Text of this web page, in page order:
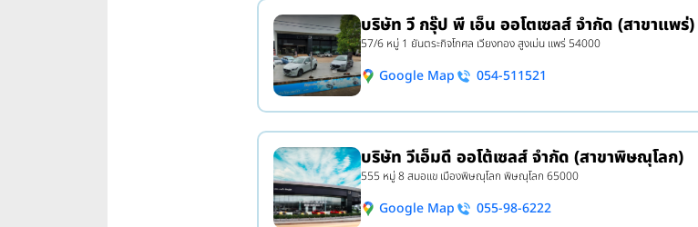
บริษัท วี กรุ๊ป พี เอ็น ออโตเซลส์ จำกัด (สาขาแพร่)
57/6 หมู่ 1 ยันตระกิจโกศล เวียงทอง สูงเม่น แพร่ 54000
Google Map 054-511521
บริษัท วีเอ็มดี ออโต้เซลส์ จำกัด (สาขาพิษณุโลก)
555 หมู่ 8 สมอแข เมืองพิษณุโลก พิษณุโลก 65000
Google Map 055-98-6222